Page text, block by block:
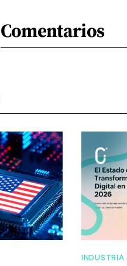
Comentarios
INDUSTRIA